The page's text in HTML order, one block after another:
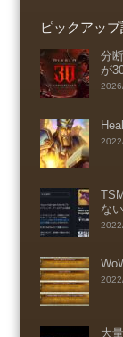
ピックアッ
分
が
ない
大